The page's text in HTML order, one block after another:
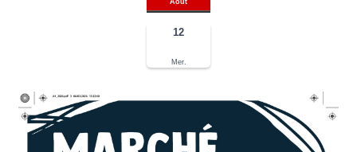
Août
12
Mer.